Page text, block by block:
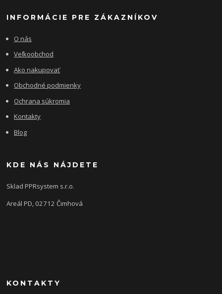
INFORMÁCIE PRE ZÁKAZNÍKOV
O nás
Veľkoobchod
Ako nakupovať
Obchodné podmienky
Ochrana súkromia
Kontakty
Blog
KDE NÁS NÁJDETE
Sklad PPRsystem s.r.o.
Areál PD, 02712 Čimhová
KONTAKTY